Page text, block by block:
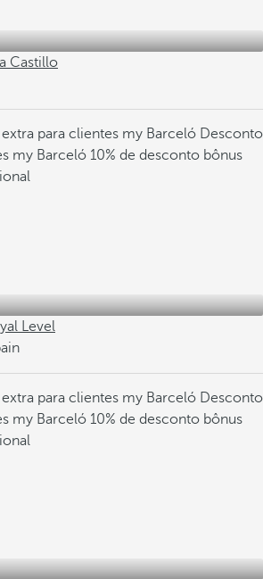
Castillo
para clientes my Barceló Desconto
my Barceló 10% de desconto bônus
Level
para clientes my Barceló Desconto
my Barceló 10% de desconto bônus